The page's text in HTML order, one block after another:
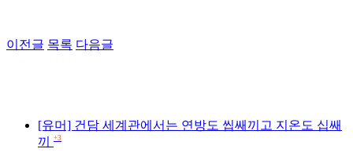
이전글 목록 다음글
[유머] 건담 세계관에서는 연방도 씹쌔끼고 지온도 십쌔
끼
+3